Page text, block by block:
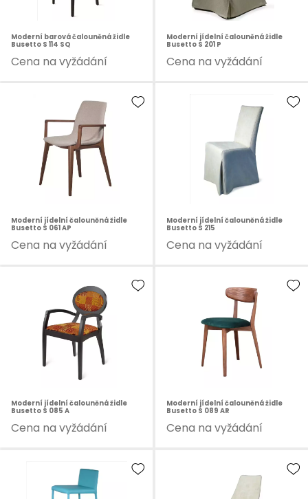
Moderní barová čalouněná židle
Busetto S 114 SQ
Cena na vyžádání
Moderní jídelní čalouněná židle
Busetto S 201 P
Cena na vyžádání
Moderní jídelní čalouněná židle
Busetto S 061 AP
Cena na vyžádání
Moderní jídelní čalouněná židle
Busetto S 215
Cena na vyžádání
Moderní jídelní čalouněná židle
Busetto S 085 A
Cena na vyžádání
Moderní jídelní čalouněná židle
Busetto S 089 AR
Cena na vyžádání